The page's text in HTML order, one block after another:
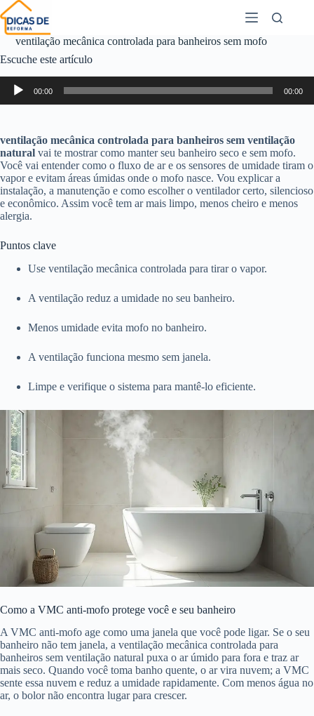
ventilação mecânica controlada para banheiros sem mofo
Escuche este artículo
Reproductor
audio
00:00 00:00
ventilação mecânica controlada para banheiros sem ventilação
natural vai te mostrar como manter seu banheiro seco e sem mofo.
Você vai entender como o fluxo de ar e os sensores de umidade tiram o
vapor e evitam áreas úmidas onde o mofo nasce. Vou explicar a
instalação, a manutenção e como escolher o ventilador certo, silencioso
e econômico. Assim você tem ar mais limpo, menos cheiro e menos
alergia.
Puntos clave
Use ventilação mecânica controlada para tirar o vapor.
A ventilação reduz a umidade no seu banheiro.
Menos umidade evita mofo no banheiro.
A ventilação funciona mesmo sem janela.
Limpe e verifique o sistema para mantê-lo eficiente.
Como a VMC anti-mofo protege você e seu banheiro
A VMC anti-mofo age como uma janela que você pode ligar. Se o seu
banheiro não tem janela, a ventilação mecânica controlada para
banheiros sem ventilação natural puxa o ar úmido para fora e traz ar
mais seco. Quando você toma banho quente, o ar vira nuvem; a VMC
sente essa nuvem e reduz a umidade rapidamente. Com menos água no
ar, o bolor não encontra lugar para crescer.